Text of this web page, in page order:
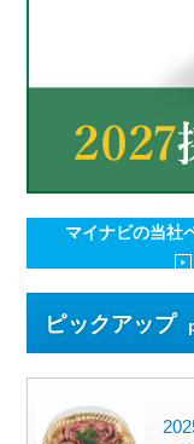
マイナビの当社
ピックアップ